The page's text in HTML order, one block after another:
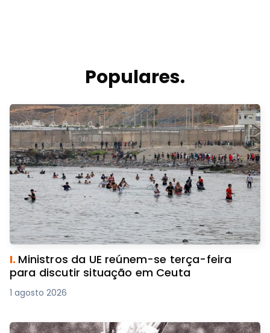
Populares.
I. Ministros da UE reúnem-se terça-feira
para discutir situação em Ceuta
1 agosto 2026